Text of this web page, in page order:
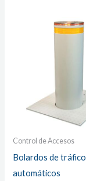
Control de Accesos
Bolardos de tráfico
automáticos